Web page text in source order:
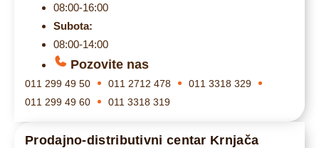
08:00-16:00
Subota:
08:00-14:00
Pozovite nas
011 299 49 50 011 2712 478
011 3318 329
011 299 49 60
011 3318 319
Prodajno-distributivni centar Krnjača